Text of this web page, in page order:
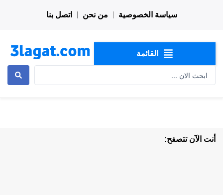
سياسة الخصوصية من نحن اتصل بنا
القائمة
أنت الآن تتصفح: